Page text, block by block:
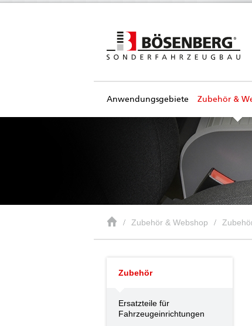
Anwendungsgebiete Zubehör &
Zubehör & Webshop
Zubehör
Ersatzteile für
Fahrzeugeinrichtungen